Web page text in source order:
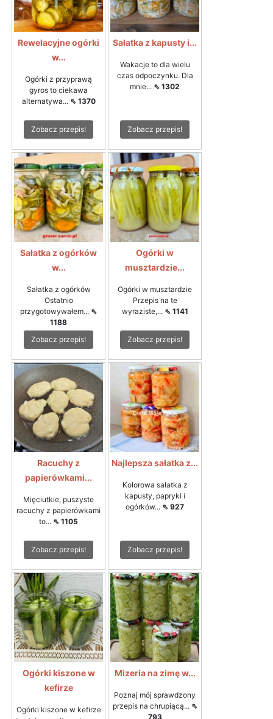
Rewelacyjne ogórki
w...
Ogórki z przyprawą
gyros to ciekawa
alternatywa... ⇖ 1370
Zobacz przepis!
Sałatka z kapusty i...
Wakacje to dla wielu
czas odpoczynku. Dla
mnie... ⇖ 1302
Zobacz przepis!
Sałatka z ogórków
w...
Sałatka z ogórków
Ostatnio
przygotowywałem... ⇖
1188
Zobacz przepis!
Ogórki w
musztardzie...
Ogórki w musztardzie
Przepis na te
wyraziste,... ⇖ 1141
Zobacz przepis!
Racuchy z
papierówkami...
Mięciutkie, puszyste
racuchy z papierówkami
to... ⇖ 1105
Zobacz przepis!
Najlepsza sałatka z...
Kolorowa sałatka z
kapusty, papryki i
ogórków... ⇖ 927
Zobacz przepis!
Ogórki kiszone w
kefirze
Ogórki kiszone w kefirze
Mizeria na zimę w...
Poznaj mój sprawdzony
przepis na chrupiącą... ⇖
793